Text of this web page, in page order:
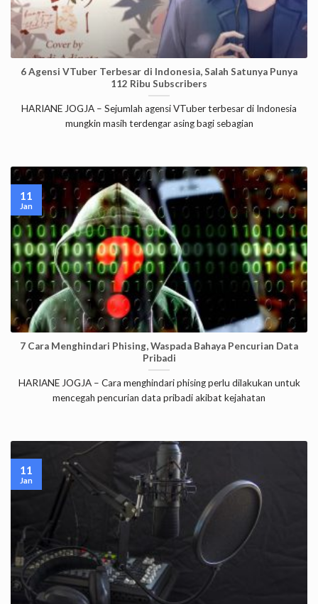
6 Agensi VTuber Terbesar di Indonesia, Salah Satunya Punya
112 Ribu Subscribers
HARIANE JOGJA – Sejumlah agensi VTuber terbesar di Indonesia
mungkin masih terdengar asing bagi sebagian
7 Cara Menghindari Phising, Waspada Bahaya Pencurian Data
Pribadi
HARIANE JOGJA – Cara menghindari phising perlu dilakukan untuk
mencegah pencurian data pribadi akibat kejahatan
11
Jan
11
Jan